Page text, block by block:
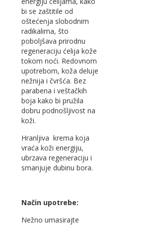
bi se zaštitile od
oštećenja slobodnim
radikalima, što
poboljšava prirodnu
regeneraciju ćelija kože
tokom noći. Redovnom
upotrebom, koža deluje
nežnija i čvršća. Bez
parabena i veštačkih
boja kako bi pružila
dobru podnošljivost na
koži.
Hranljiva krema koja
vraća koži energiju,
ubrzava regeneraciju i
smanjuje dubinu bora.
Način upotrebe:
Nežno umasirajte